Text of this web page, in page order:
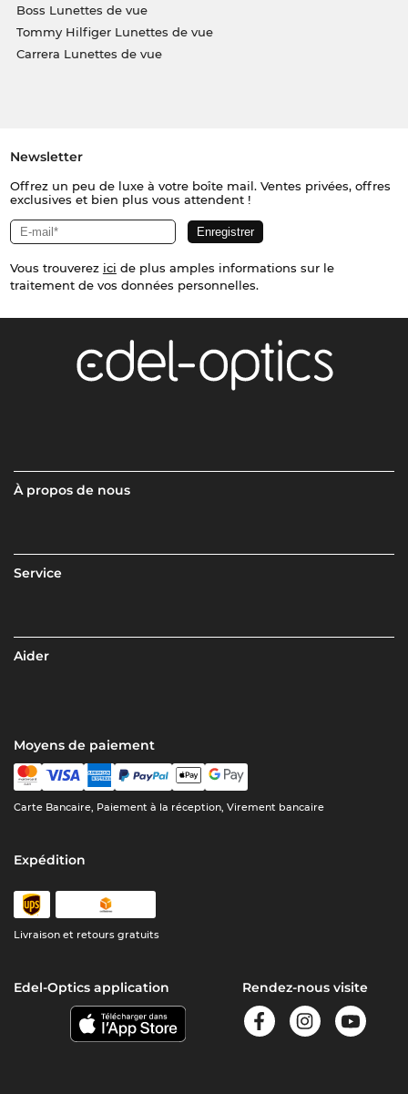
Boss Lunettes de vue
Tommy Hilfiger Lunettes de vue
Carrera Lunettes de vue
Newsletter
Offrez un peu de luxe à votre boîte mail. Ventes privées, offres
exclusives et bien plus vous attendent !
Vous trouverez ici de plus amples informations sur le
traitement de vos données personnelles.
À propos de nous
Service
Aider
Moyens de paiement
Carte Bancaire, Paiement à la réception, Virement bancaire
Expédition
Livraison et retours gratuits
Edel-Optics application Rendez-nous visite